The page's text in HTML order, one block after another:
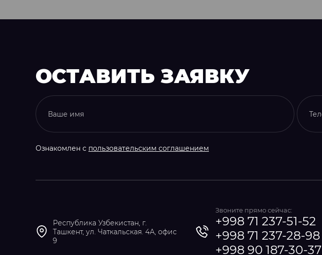
ОСТАВИТЬ ЗАЯВКУ
Ознакомлен с пользовательским соглашением
Республика Узбекистан, г.
Ташкент, ул. Чаткальская. 4А, офис
9
Звоните прямо сейчас:
+998 71 237-51-52
+998 71 237-28-98
+998 90 187-30-37